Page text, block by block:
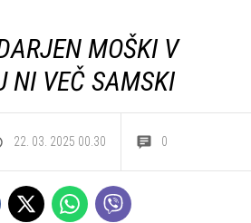
MOŠKI V
NI VEČ SAMSKI
22. 03. 2025 00.30 0